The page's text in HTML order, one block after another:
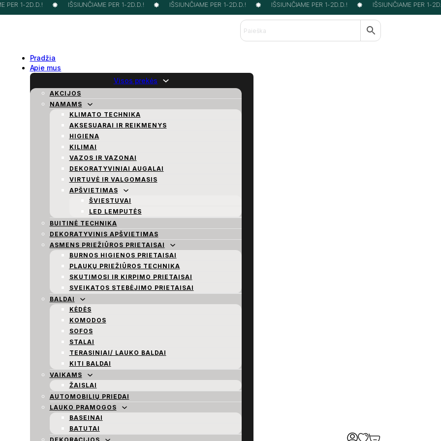
PER 1-2D.D.! IŠSIUNČIAME PER 1-2D.D.! IŠSIUNČIAME PER 1-2D.D.! IŠSIUNČIAME PER 1-2D.D.! IŠSIUNČIAME PER 1-
Pradžia
Apie mus
Visos prekės
AKCIJOS
NAMAMS
KLIMATO TECHNIKA
AKSESUARAI IR REIKMENYS
HIGIENA
KILIMAI
VAZOS IR VAZONAI
DEKORATYVINIAI AUGALAI
VIRTUVĖ IR VALGOMASIS
APŠVIETIMAS
ŠVIESTUVAI
LED LEMPUTĖS
BUITINĖ TECHNIKA
DEKORATYVINIS APŠVIETIMAS
ASMENS PRIEŽIŪROS PRIETAISAI
BURNOS HIGIENOS PRIETAISAI
PLAUKŲ PRIEŽIŪROS TECHNIKA
SKUTIMOSI IR KIRPIMO PRIETAISAI
SVEIKATOS STEBĖJIMO PRIETAISAI
BALDAI
KĖDĖS
KOMODOS
SOFOS
STALAI
TERASINIAI/ LAUKO BALDAI
KITI BALDAI
VAIKAMS
ŽAISLAI
AUTOMOBILIŲ PRIEDAI
LAUKO PRAMOGOS
BASEINAI
BATUTAI